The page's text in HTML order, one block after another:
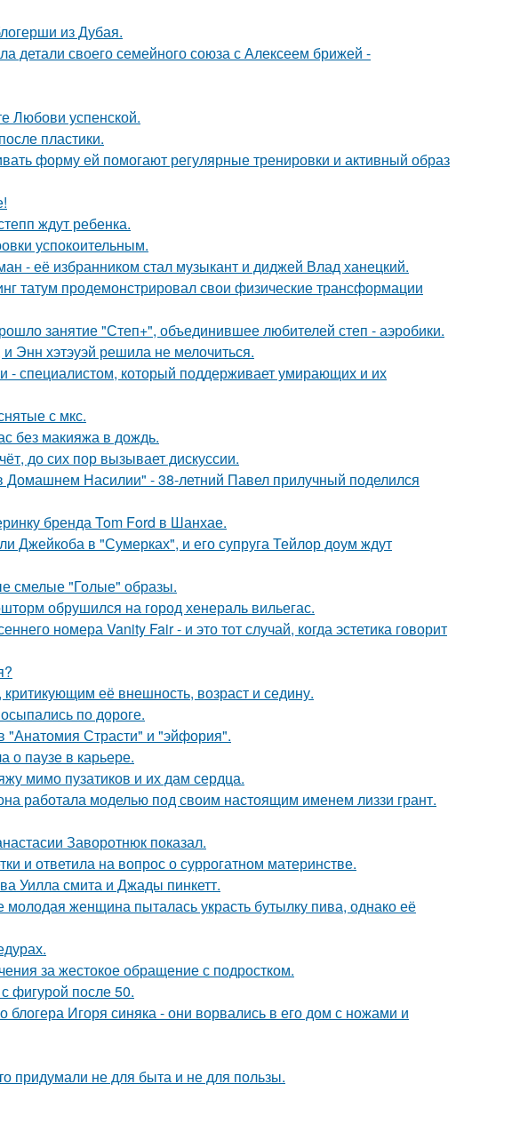
из Дубая.
детали своего семейного союза с Алексеем брижей -
Любови успенской.
пластики.
форму ей помогают регулярные тренировки и активный образ
ждут ребенка.
успокоительным.
- её избранником стал музыкант и диджей Влад ханецкий.
татум продемонстрировал свои физические трансформации
занятие "Степ+", объединившее любителей степ - аэробики.
Энн хэтэуэй решила не мелочиться.
- специалистом, который поддерживает умирающих и их
с мкс.
без макияжа в дождь.
до сих пор вызывает дискуссии.
Насилии" - 38-летний Павел прилучный поделился
бренда Tom Ford в Шанхае.
Джейкоба в "Сумерках", и его супруга Тейлор доум ждут
смелые "Голые" образы.
обрушился на город хенераль вильегас.
номера Vanity Fair - и это тот случай, когда эстетика говорит
её внешность, возраст и седину.
по дороге.
"Анатомия Страсти" и "эйфория".
о паузе в карьере.
мимо пузатиков и их дам сердца.
работала моделью под своим настоящим именем лиззи грант.
Заворотнюк показал.
и ответила на вопрос о суррогатном материнстве.
Уилла смита и Джады пинкетт.
молодая женщина пыталась украсть бутылку пива, однако её
за жестокое обращение с подростком.
фигурой после 50.
Игоря синяка - они ворвались в его дом с ножами и
придумали не для быта и не для пользы.